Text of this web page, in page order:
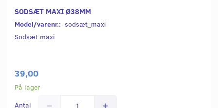
SODSÆT MAXI Ø38MM
Model/varenr.: sodsæt_maxi
Sodsæt maxi
39,00
På lager
Antal